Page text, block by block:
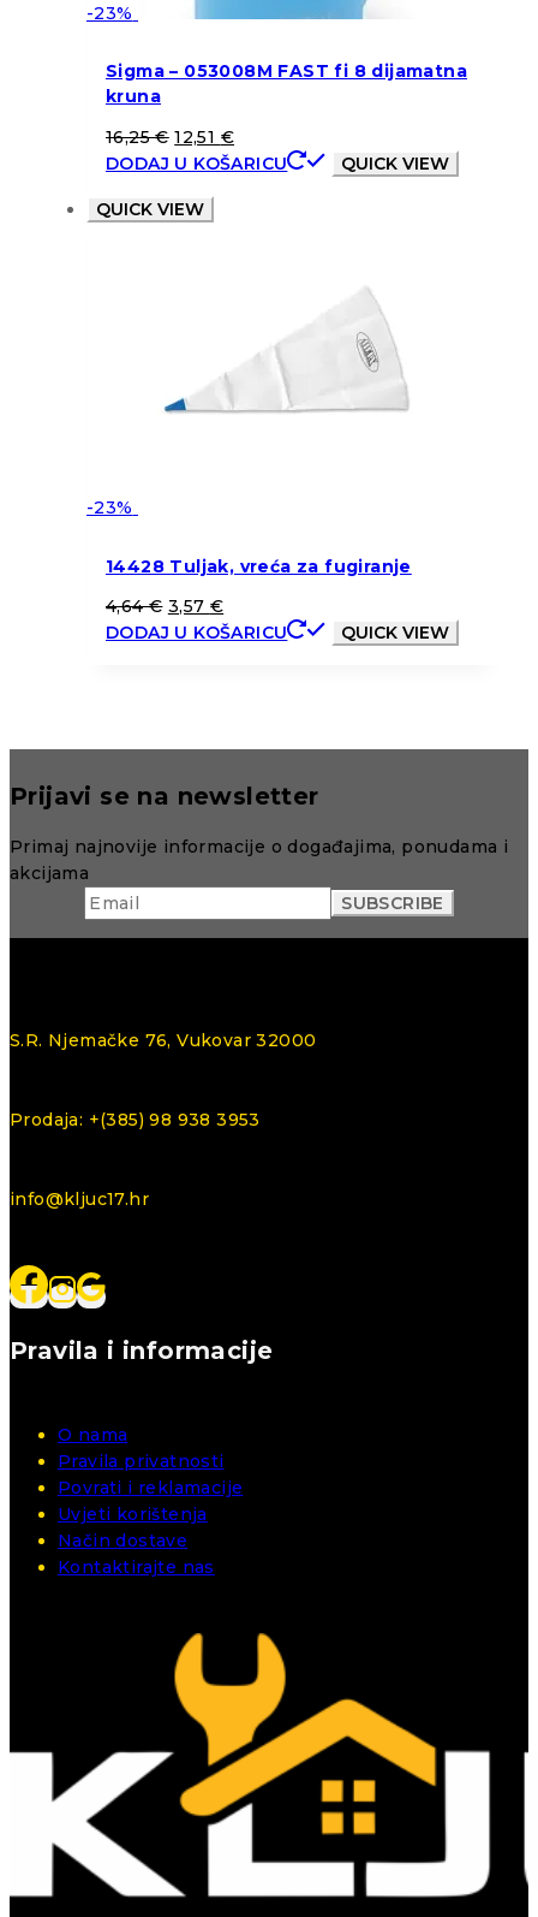
-23%
Sigma – 053008M FAST fi 8 dijamatna
kruna
16,25€ 12,51 €
DODAJ U KOŠARICU
QUICK VIEW
QUICK VIEW
-23%
14428 Tuljak, vreća za fugiranje
4,64€ 3,57 €
DODAJ U KOŠARICU
QUICK VIEW
Prijavi se na newsletter
Primaj najnovije informacije o događajima, ponudama i
akcijama
S.R. Njemačke 76, Vukovar 32000
Prodaja: +(385) 98 938 3953
info@kljuc17.hr
Pravila i informacije
O nama
Pravila privatnosti
Povrati i reklamacije
Uvjeti korištenja
Način dostave
Kontaktirajte nas